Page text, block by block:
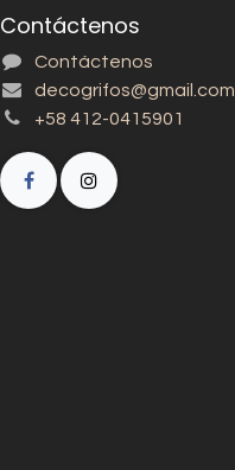
Contáctenos
Contáctenos
decogrifos@gmail.com
+58 412-0415901